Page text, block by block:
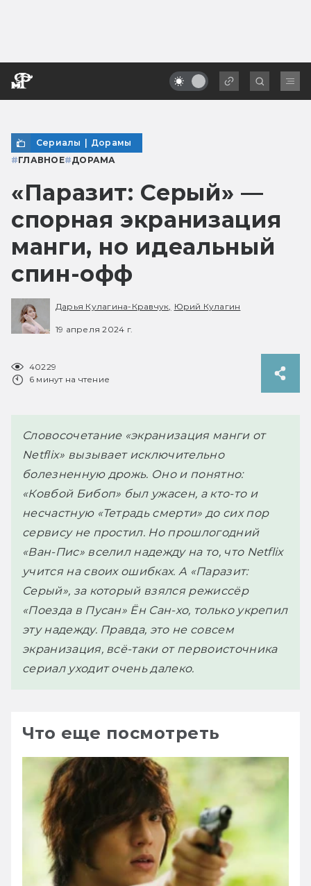
Сериалы | Дорамы
#ГЛАВНОЕ#ДОРАМА
«Паразит: Серый» —
спорная экранизация
манги, но идеальный
спин-офф
Дарья Кулагина-Кравчук, Юрий Кулагин
19 апреля 2024 г.
40229
6 минут на чтение
Словосочетание «экранизация манги от
Netflix» вызывает исключительно
болезненную дрожь. Оно и понятно:
«Ковбой Бибоп» был ужасен, а кто-то и
несчастную «Тетрадь смерти» до сих пор
сервису не простил. Но прошлогодний
«Ван-Пис» вселил надежду на то, что Netflix
учится на своих ошибках. А «Паразит:
Серый», за который взялся режиссёр
«Поезда в Пусан» Ён Сан-хо, только укрепил
эту надежду. Правда, это не совсем
экранизация, всё-таки от первоисточника
сериал уходит очень далеко.
Что еще посмотреть